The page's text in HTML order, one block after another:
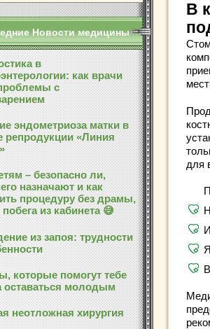
Новости медицины
в
как врачи
с
эндометриоза матки в
репродукции «Линия
– безопасно ли,
назначают и как
процедуру без драмы,
из кабинета 😅
из запоя: трудности
которые помогут тебе
оставаться молодым
неотложная хирургия
В
для